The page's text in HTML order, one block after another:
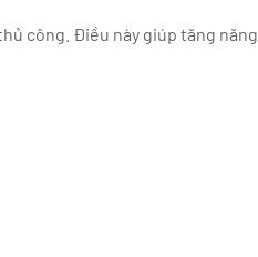
công. Điều này giúp tăng năng